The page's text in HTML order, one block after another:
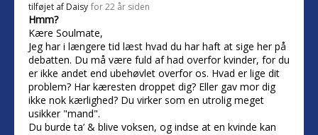
tilføjet af Daisy for 22 år siden
Hmm?
Kære Soulmate,
Jeg har i længere tid læst hvad du har haft at sige her på
debatten. Du må være fuld af had overfor kvinder, for du
er ikke andet end ubehøvlet overfor os. Hvad er lige dit
problem? Har kæresten droppet dig? Eller gav mor dig
ikke nok kærlighed? Du virker som en utrolig meget
usikker "mand".
Du burde ta’ & blive voksen, og indse at en kvinde kan